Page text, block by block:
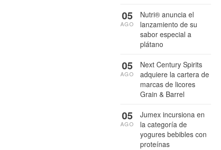
Nutri® anuncia el
lanzamiento de su
sabor especial a
plátano
05
AGO
Next Century Spirits
adquiere la cartera de
marcas de licores
Grain & Barrel
05
AGO
Jumex incursiona en
la categoría de
yogures bebibles con
proteínas
05
AGO